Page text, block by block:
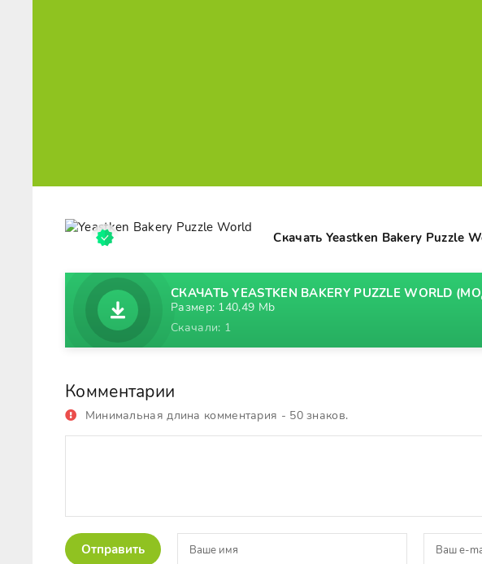
Скачать Yeastken Bakery Puzzle
СКАЧАТЬ YEASTKEN BAKERY PUZZLE WORLD
Размер: 140,49 Mb
Скачали: 1
Комментарии
Минимальная длина комментария - 50 знаков.
Отправить